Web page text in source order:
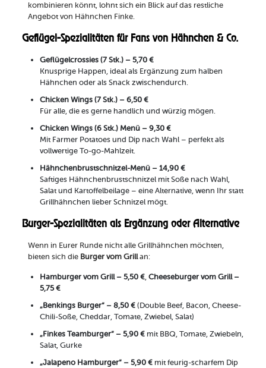
kombinieren könnt, lohnt sich ein Blick auf das restliche
Angebot von Hähnchen Finke.
Geflügel-Spezialitäten für Fans von Hähnchen & Co.
Geflügelcrossies (7 Stk.) – 5,70 €
Knusprige Happen, ideal als Ergänzung zum halben
Hähnchen oder als Snack zwischendurch.
Chicken Wings (7 Stk.) – 6,50 €
Für alle, die es gerne handlich und würzig mögen.
Chicken Wings (6 Stk.) Menü – 9,30 €
Mit Farmer Potatoes und Dip nach Wahl – perfekt als
vollwertige To-go-Mahlzeit.
Hähnchenbrustschnitzel-Menü – 14,90 €
Saftiges Hähnchenbrustschnitzel mit Soße nach Wahl,
Salat und Kartoffelbeilage – eine Alternative, wenn Ihr statt
Grillhähnchen lieber Schnitzel mögt.
Burger-Spezialitäten als Ergänzung oder Alternative
Wenn in Eurer Runde nicht alle Grillhähnchen möchten,
bieten sich die Burger vom Grillan:
Hamburger vom Grill – 5,50 €, Cheeseburger vom Grill –
5,75 €
„Benkings Burger“ – 8,50 €(Double Beef, Bacon, Cheese-
Chili-Soße, Cheddar, Tomate, Zwiebel, Salat)
„Finkes Teamburger“ – 5,90 €mit BBQ, Tomate, Zwiebeln,
Salat, Gurke
„Jalapeno Hamburger“ – 5,90 €mit feurig-scharfem Dip